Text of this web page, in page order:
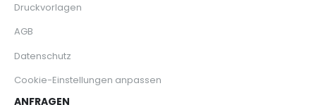
Druckvorlagen
AGB
Datenschutz
Cookie-Einstellungen anpassen
ANFRAGEN